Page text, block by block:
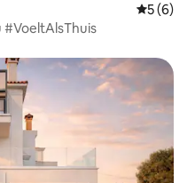
5 (6)
#VoeltAlsThuis